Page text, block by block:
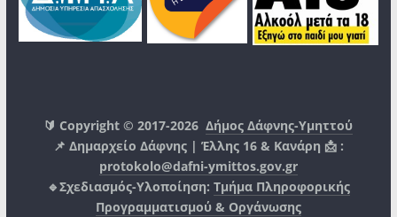
🔰 Copyright © 2017-2026Δήμος Δάφνης-Υμηττού
📌 Δημαρχείο Δάφνης | Έλλης 16 & Κανάρη 📩 :
protokolo@dafni-ymittos.gov.gr
🔹Σχεδιασμός-Υλοποίηση: Τμήμα Πληροφορικής
Προγραμματισμού & Οργάνωσης